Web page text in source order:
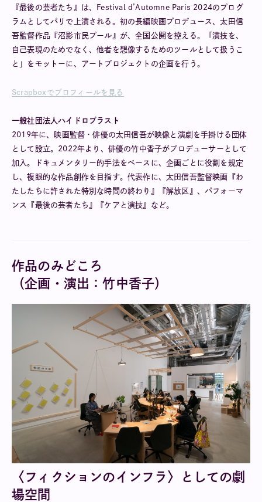
『最後の芸者たち』は、Festival d’Automne Paris 2024のプログ
ラムとしてパリで上演される。初の長編映画プロデュース、太田信
吾監督作品『沼影市民プール』が、全国公開を控える。「演技を、
自己表現のためでなく、他者を想像するためのツールとして扱うこ
と」をモットーに、アートプロジェクトの企画を行う。
Scrapboxでプロフィールを見る
一般社団法人ハイドロブラスト
2019年に、映画監督・俳優の太田信吾が映像と演劇を手掛ける団体
として設立。2022年より、俳優の竹中香子がプロデューサーとして
加入。ドキュメンタリー的手法をベースに、企画ごとに役割を規定
し、複眼的な作品創作を目指す。代表作に、太田信吾監督映画『わ
たしたちに許された特別な時間の終わり』『解放区』、パフォーマ
ンス『最後の芸者たち』『ケアと演技』など。
作品のみどころ
（企画・演出：竹中香子）
〈フィクションのインフラ〉としての劇
場空間